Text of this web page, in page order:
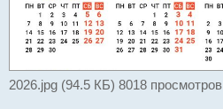
2026.jpg (94.5 КБ) 8018 просмотров